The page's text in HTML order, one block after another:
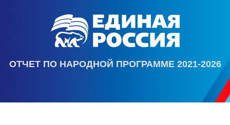
ОТЧЕТ ПО НАРОДНОЙ ПРОГРАММЕ 2021-2026